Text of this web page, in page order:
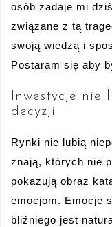
osób zadaje mi
związane z tą
swoją wiedzą i
Postaram się aby
Inwestycje nie
decyzji
Rynki nie lubią
znają, których nie
pokazują obraz
emocjom. Emocje
bliźniego jest